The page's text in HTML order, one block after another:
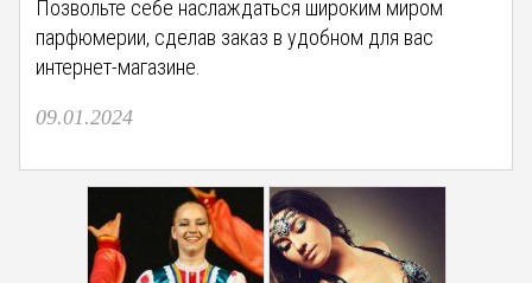
Позвольте себе наслаждаться широким миром
парфюмерии, сделав заказ в удобном для вас
интернет-магазине.
09.01.2024